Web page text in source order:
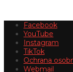
Facebook
YouTube
Instagram
TikTok
Ochrana
Webmail